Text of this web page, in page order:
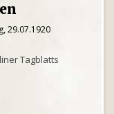
29.07.1920
Tagblatts